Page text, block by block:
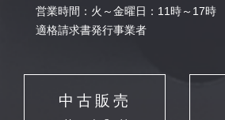
営業時間：火～金曜日：11時～17時
適格請求書発行事業者
中古販売